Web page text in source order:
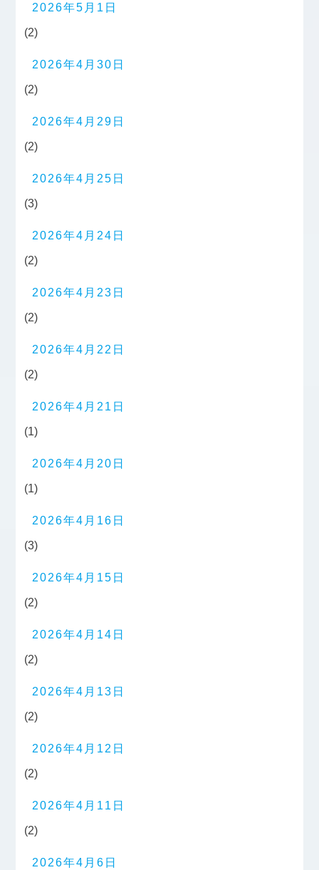
2026年5月1日
(2)
2026年4月30日
(2)
2026年4月29日
(2)
2026年4月25日
(3)
2026年4月24日
(2)
2026年4月23日
(2)
2026年4月22日
(2)
2026年4月21日
(1)
2026年4月20日
(1)
2026年4月16日
(3)
2026年4月15日
(2)
2026年4月14日
(2)
2026年4月13日
(2)
2026年4月12日
(2)
2026年4月11日
(2)
2026年4月6日